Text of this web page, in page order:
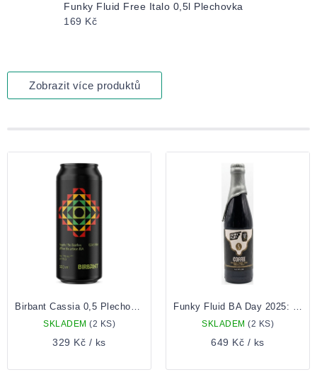
Funky Fluid Free Italo 0,5l Plechovka
169 Kč
Zobrazit více produktů
Výpis
produktů
Birbant Cassia 0,5 Plechovka
SKLADEM (2 KS)
329 Kč / ks
Funky Fluid BA Day 2025: Coffee 0,33 lahev
SKLADEM (2 KS)
649 Kč / ks